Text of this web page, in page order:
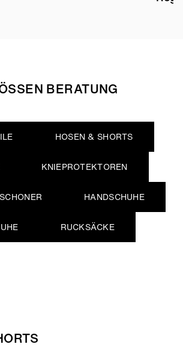
BERATUNG
HOSEN & SHORTS
KNIEPROTEKTOREN
HANDSCHUHE
RUCKSÄCKE